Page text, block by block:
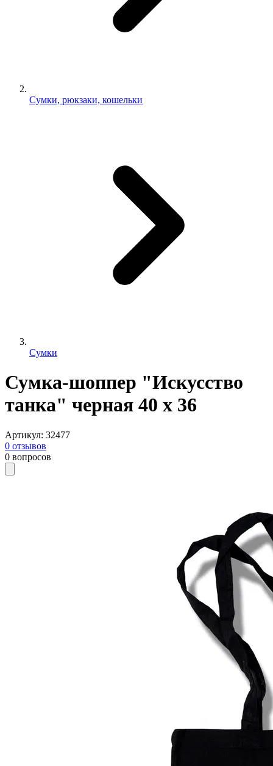
Сумки, рюкзаки, кошельки
Сумки
Сумка-шоппер "Искусство
танка" черная 40 х 36
Артикул: 32477
0 отзывов
0 вопросов